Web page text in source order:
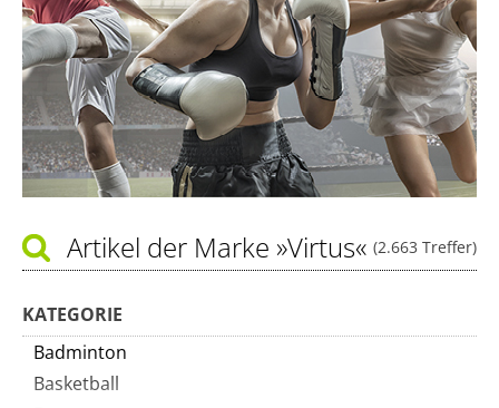
(2.663 Treffer)
Artikel der Marke »Virtus«
KATEGORIE
Badminton
Basketball